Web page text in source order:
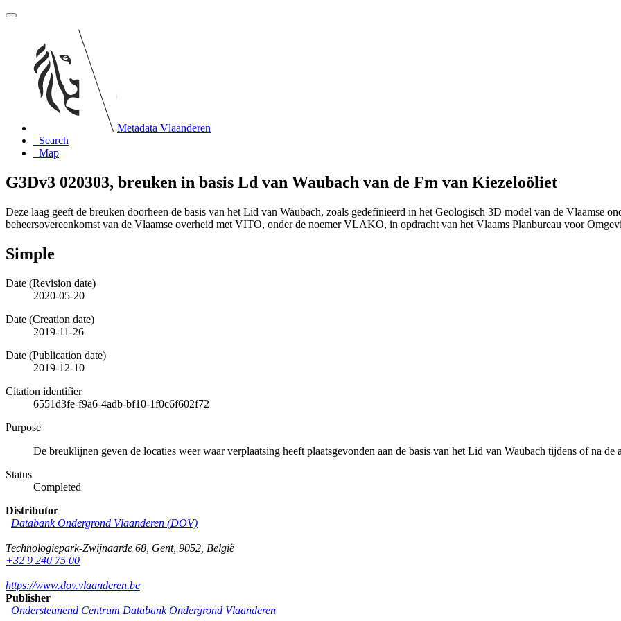
Metadata Vlaanderen
Search
Map
G3Dv3 020303, breuken in basis Ld van Waubach van de Fm van Kiezeloöliet
Deze laag geeft de breuken doorheen de basis van het Lid van Waubach, zoals gedefinieerd in het Geologisch 3D model van de Vlaamse
beheersovereenkomst van de Vlaamse overheid met VITO, onder de noemer VLAKO, in opdracht van het Vlaams Planbureau voor
Simple
Date (Revision date)
2020-05-20
Date (Creation date)
2019-11-26
Date (Publication date)
2019-12-10
Citation identifier
6551d3fe-f9a6-4adb-bf10-1f0c6f602f72
Purpose
De breuklijnen geven de locaties weer waar verplaatsing heeft plaatsgevonden aan de basis van het Lid van Waubach tijdens of na de
Status
Completed
Distributor
Databank Ondergrond Vlaanderen (DOV)
Technologiepark-Zwijnaarde 68 Gent, 9052 België
+32 9 240 75 00
https://www.dov.vlaanderen.be
Publisher
Ondersteunend Centrum Databank Ondergrond Vlaanderen